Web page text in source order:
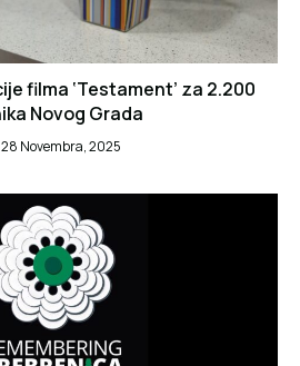
filma ‘Testament’ za 2.200
Novog Grada
28 Novembra, 2025